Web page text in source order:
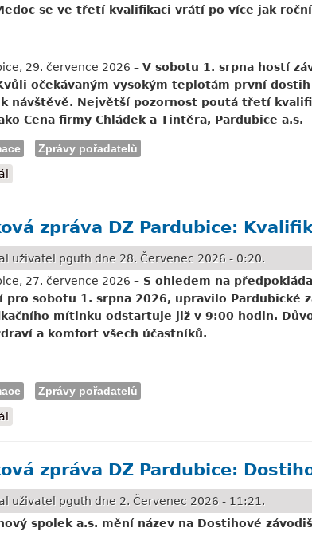
se ve třetí kvalifikaci vrátí po více jak roční
29. července 2026 – V sobotu 1. srpna hostí
očekávaným vysokým teplotám první
k návštěvě. Největší pozornost poutá třetí
Cena firmy Chládek a Tintěra, Pardubice a.s.
Zprávy pořadatelů
zpráva DZ Pardubice:
uživatel pguth dne 28. Červenec 2026 - 0:20.
27. července 2026 – S ohledem na
pro sobotu 1. srpna 2026, upravilo Pardubické
mítinku odstartuje již v 9:00 hodin.
a komfort všech účastníků.
Zprávy pořadatelů
zpráva DZ Pardubice:
uživatel pguth dne 2. Červenec 2026 - 11:21.
spolek a.s. mění název na Dostihové